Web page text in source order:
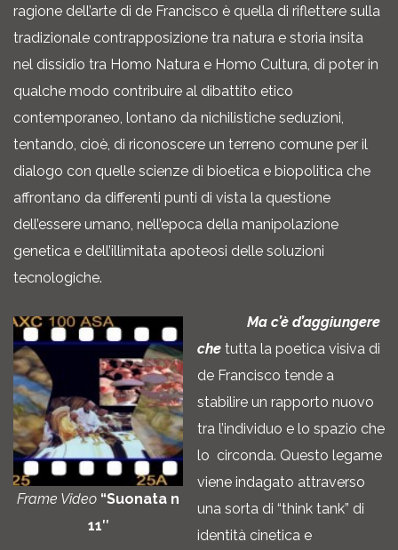
ragione dell’arte di de Francisco è quella di riflettere sulla
tradizionale contrapposizione tra natura e storia insita
nel dissidio tra Homo Natura e Homo Cultura, di poter in
qualche modo contribuire al dibattito etico
contemporaneo, lontano da nichilistiche seduzioni,
tentando, cioè, di riconoscere un terreno comune per il
dialogo con quelle scienze di bioetica e biopolitica che
affrontano da differenti punti di vista la questione
dell’essere umano, nell’epoca della manipolazione
genetica e dell’illimitata apoteosi delle soluzioni
tecnologiche.
Frame Video “Suonata n
11″
Ma c’è d’aggiungere
che tutta la poetica visiva di
de Francisco tende a
stabilire un rapporto nuovo
tra l’individuo e lo spazio che
lo circonda. Questo legame
viene indagato attraverso
una sorta di “think tank” di
identità cinetica e